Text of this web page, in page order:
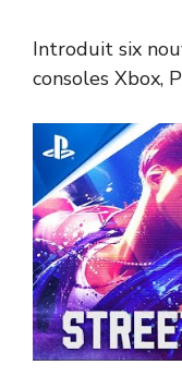
Introduit six
consoles Xbox,